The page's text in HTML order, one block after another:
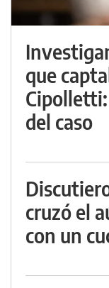
que
del caso
cruzó el
con un